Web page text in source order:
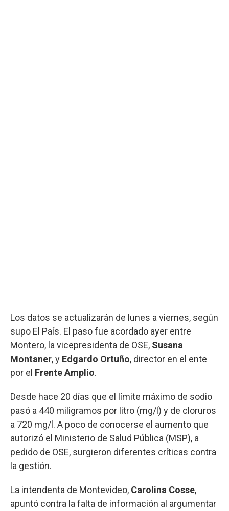
Los datos se actualizarán de lunes a viernes, según
supo El País. El paso fue acordado ayer entre
Montero, la vicepresidenta de OSE, Susana
Montaner, y Edgardo Ortuño, director en el ente
por el Frente Amplio.
Desde hace 20 días que el límite máximo de sodio
pasó a 440 miligramos por litro (mg/l) y de cloruros
a 720 mg/l. A poco de conocerse el aumento que
autorizó el Ministerio de Salud Pública (MSP), a
pedido de OSE, surgieron diferentes críticas contra
la gestión.
La intendenta de Montevideo, Carolina Cosse,
apuntó contra la falta de información al argumentar